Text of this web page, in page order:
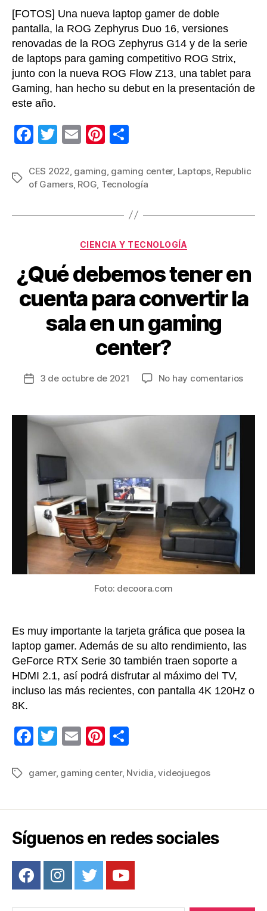
[FOTOS] Una nueva laptop gamer de doble
pantalla, la ROG Zephyrus Duo 16, versiones
renovadas de la ROG Zephyrus G14 y de la serie
de laptops para gaming competitivo ROG Strix,
junto con la nueva ROG Flow Z13, una tablet para
Gaming, han hecho su debut en la presentación de
este año.
F
c
e
b
k
T
tt
er
E
ail
Pi
er
e
st
m
p
ar
Etiquetas
CES 2022, gaming, gaming center, Laptops, Republic
of Gamers, ROG, Tecnología
Categorías
CIENCIA Y TECNOLOGÍA
¿Qué debemos tener en
cuenta para convertir la
sala en un gaming
center?
Fecha
entrada
3 de octubre de 2021 No hay comentariosen
tener
Foto: decoora.com
Es muy importante la tarjeta gráfica que posea la
laptop gamer. Además de su alto rendimiento, las
GeForce RTX Serie 30 también traen soporte a
HDMI 2.1, así podrá disfrutar al máximo del TV,
incluso las más recientes, con pantalla 4K 120Hz o
8K.
F
c
b
o
o
k
T
tt
E
ail
Pi
er
st
m
ar
tir
Etiquetas
gamer, gaming center, Nvidia,videojuegos
Síguenos en redes sociales